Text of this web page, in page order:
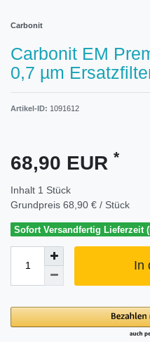
Carbonit
Carbonit EM
0,7 µm
Artikel-ID: 1091612
68,90 EUR *
Inhalt 1 Stück
Grundpreis 68,90 € / Stück
Sofort Versandfertig Lieferzeit
In